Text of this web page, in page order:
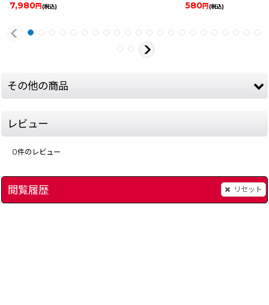
7,980円(税込) 580円(税込)
その他の商品
レビュー
0件のレビュー
閲覧履歴 リセット